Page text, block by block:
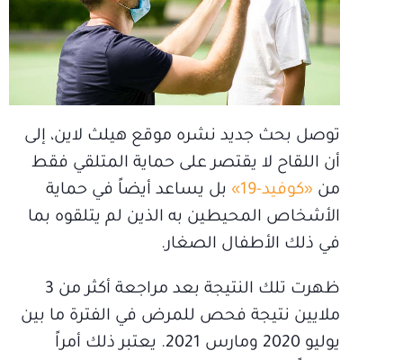
توصل بحث جديد نشره موقع هيلث لاين، إلى
أن اللقاح لا يقتصر على حماية المتلقي فقط
من «كوفيد-19»
بل يساعد أيضاً في حماية
الأشخاص المحيطين به الذين لم يتلقوه بما
في ذلك الأطفال الصغار.
ظهرت تلك النتيجة بعد مراجعة أكثر من 3
ملايين نتيجة فحص للمرض في الفترة ما بين
يوليو 2020 ومارس 2021. يعتبر ذلك أمراً